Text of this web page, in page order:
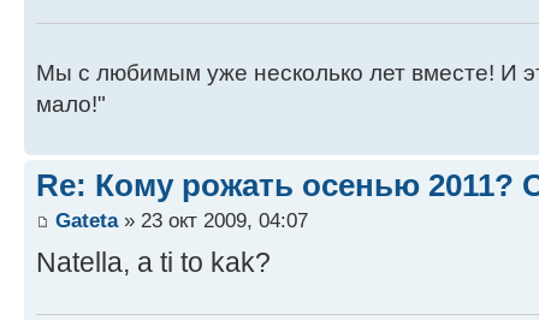
Мы с любимым уже несколько лет вместе! И
мало!"
Re: Кому рожать осенью 2011?
Gateta» 23 окт 2009, 04:07
Natella, a ti to kak?